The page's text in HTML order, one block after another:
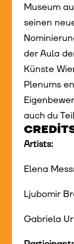
Museum
seinen
der Aula
Künste
Plenums
auch du
Artists:
Elena
Ljubomir
Gabriela